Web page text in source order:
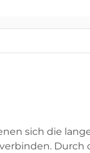
sich die